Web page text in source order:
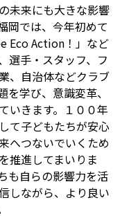
未来にも大きな影響
岡では、今年初めて
Eco Action！」など
選手・スタッフ、フ
、自治体などクラブ
学び、意識変革、
いきます。１００年
て子どもたちが安心
へつないでいくため
推進してまいりま
も自らの影響力を活
しながら、より良い